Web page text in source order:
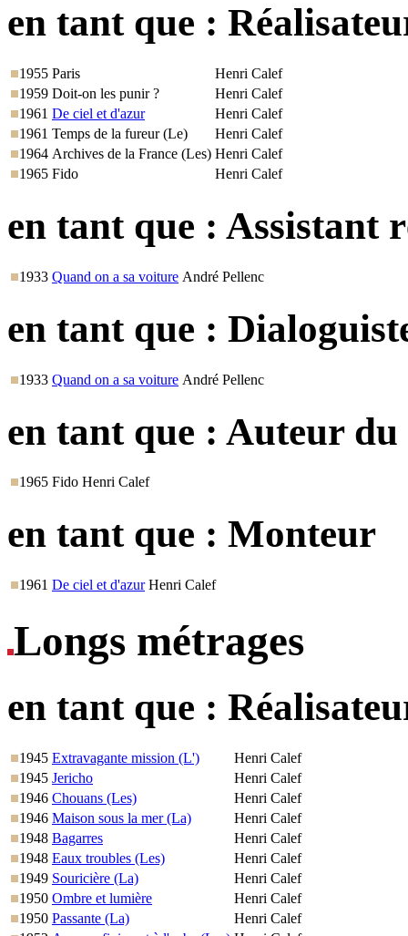
en tant que :
1955 Paris
Henri Calef
1959 Doit-on les punir ?
Henri Calef
1961 De ciel et d'azur
Henri Calef
1961 Temps de la fureur (Le)
Henri Calef
1964 Archives de la France (Les) Henri Calef
1965 Fido Henri Calef
en tant que : Assistant
1933 Quand on a sa voiture André Pellenc
en tant que :
1933 Quand on a sa voiture André Pellenc
en tant que : Auteur du
1965 Fido Henri Calef
en tant que : Monteur
1961 De ciel et d'azur Henri Calef
Longs métrages
en tant que :
1945 Extravagante mission (L')
Henri Calef
1945 Jericho
Henri Calef
1946 Chouans (Les)
Henri Calef
1946 Maison sous la mer (La)
Henri Calef
1948 Bagarres
Henri Calef
1948 Eaux troubles (Les)
Henri Calef
1949 Souricière (La)
Henri Calef
1950 Ombre et lumière
Henri Calef
1950 Passante (La)
Henri Calef